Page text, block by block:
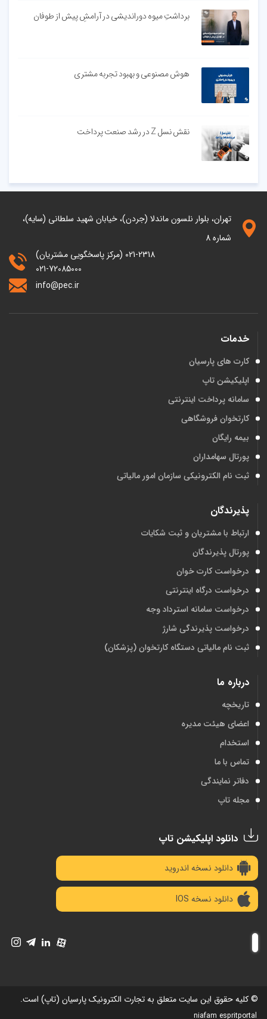
برداشتِ میوه دوراندیشی در آرامشِ پیش از طوفان
هوش مصنوعی و بهبود تجربه مشتری
نقش نسل Z در رشد صنعت پرداخت
تهران، بلوار نلسون ماندلا (جردن)، خیابان شهید سلطانی (سایه)،
شماره 8
021-2318 (مرکز پاسخگویی مشتریان)
021-72085000
info@pec.ir
خدمات
کارت های پارسیان
اپلیکیشن تاپ
سامانه پرداخت اینترنتی
کارتخوان فروشگاهی
بیمه رایگان
پورتال سهامداران
ثبت نام الکترونیکی سازمان امور مالیاتی
پذیرندگان
ارتباط با مشتریان و ثبت شکایات
پورتال پذیرندگان
درخواست کارت خوان
درخواست درگاه اینترنتی
درخواست سامانه استرداد وجه
درخواست پذیرندگی شارژ
ثبت نام مالیاتی دستگاه کارتخوان (پزشکان)
درباره ما
تاریخچه
اعضای هیئت مدیره
استخدام
تماس با ما
دفاتر نمایندگی
مجله تاپ
دانلود اپلیکیشن تاپ
دانلود نسخه اندروید
دانلود نسخه IOS
© کلیه حقوق این سایت متعلق به تجارت الکترونیک پارسیان (تاپ) است.
niafam espritportal